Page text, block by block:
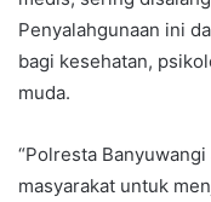
Penyalahgunaan ini
bagi kesehatan,
muda.
“Polresta
masyarakat untuk